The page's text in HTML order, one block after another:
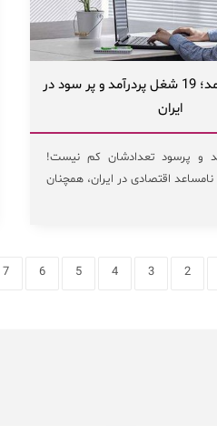
شغل‌های پردرآمد؛ 19 شغل پردرآمد و پر سود در
ایران
و پرسود تعدادشان کم نیست!
اقتصادی در ایران، همچنان
2
3
4
5
6
7